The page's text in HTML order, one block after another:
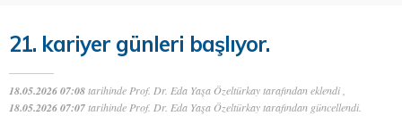
21. kariyer günleri başlıyor.
18.05.2026 07:08tarihinde Prof. Dr. Eda Yaşa Özeltürkay tarafından eklendi ,
18.05.2026 07:07tarihinde Prof. Dr. Eda Yaşa Özeltürkay tarafından güncellendi.